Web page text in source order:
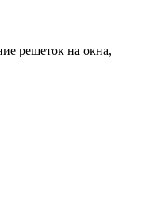
решеток на окна,